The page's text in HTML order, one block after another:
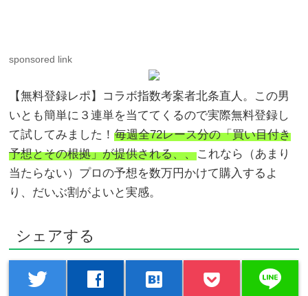
sponsored link
【無料登録レポ】コラボ指数考案者北条直人。この男
いとも簡単に３連単を当ててくるので実際無料登録し
て試してみました！毎週全72レース分の「買い目付き
予想とその根拠」が提供される、、これなら（あまり
当たらない）プロの予想を数万円かけて購入するよ
り、だいぶ割がよいと実感。
シェアする
twitter facebook hatenabookmark line